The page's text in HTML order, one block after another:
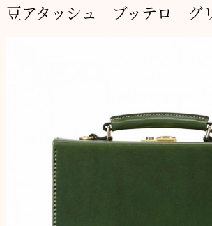
豆アタッシュ ブッテロ グ